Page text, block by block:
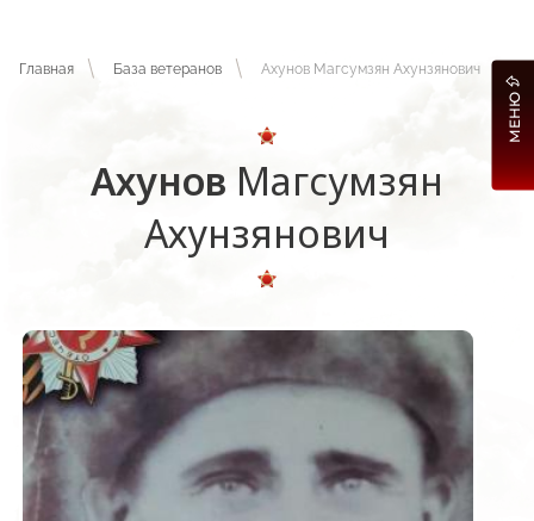
Главная База ветеранов Ахунов Магсумзян Ахунзянович
Ахунов Магсумзян
Ахунзянович
МЕНЮ